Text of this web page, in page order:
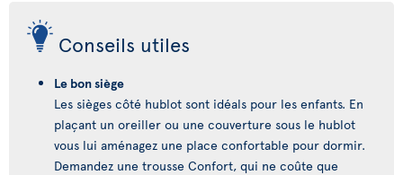
Conseils utiles
Le bon siège
Les sièges côté hublot sont idéals pour les enfants. En
plaçant un oreiller ou une couverture sous le hublot
vous lui aménagez une place confortable pour dormir.
Demandez une trousse Confort, qui ne coûte que